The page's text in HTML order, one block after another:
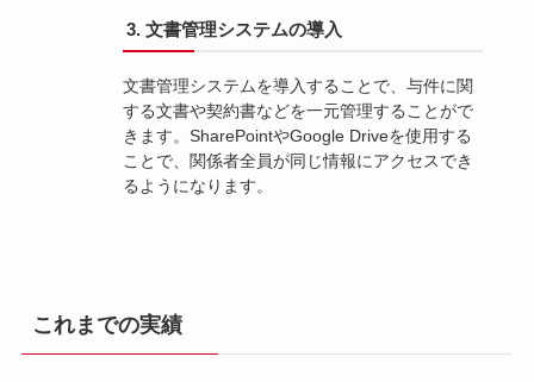
3. 文書管理システムの導入
文書管理システムを導入することで、与件に関
する文書や契約書などを一元管理することがで
きます。SharePointやGoogle Driveを使用する
ことで、関係者全員が同じ情報にアクセスでき
るようになります。
これまでの実績